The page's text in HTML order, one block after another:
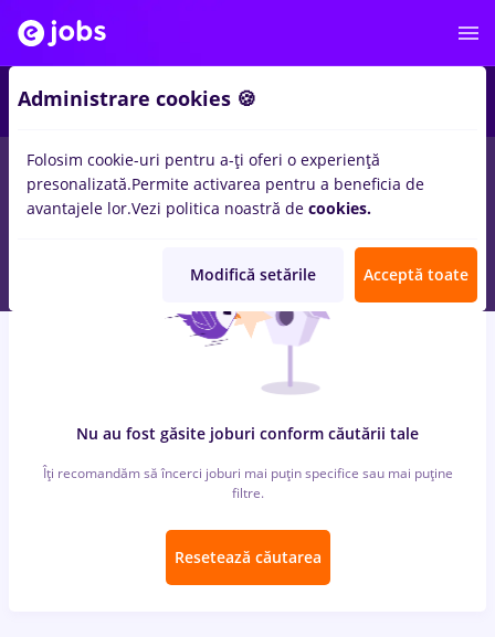
locuri de muncajob online inCluj-Napoca pentru
Fara experientainBanci, IT / Telecom
Nu au fost găsite joburi conform căutării tale
Îți recomandăm să încerci joburi mai puțin specifice sau mai puține
filtre.
Resetează căutarea
Administrare cookies 🍪
Folosim cookie-uri pentru a-ți oferi o experiență
presonalizată.Permite activarea pentru a beneficia de
avantajele lor.Vezi politica noastră de cookies.
Modifică setările Acceptă toate